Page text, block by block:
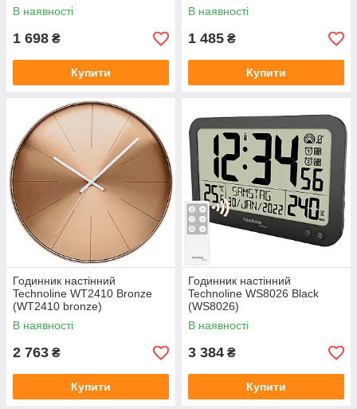
В наявності
1 698 ₴
Купити
В наявності
1 485 ₴
Купити
Годинник настінний
Technoline WT2410 Bronze
(WT2410 bronze)
В наявності
2 763 ₴
Купити
Годинник настінний
Technoline WS8026 Black
(WS8026)
В наявності
3 384 ₴
Купити